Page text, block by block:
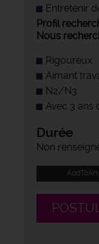
Entretenir
Profil
Nous
Rigoureux
Aimant
N2/N3
Avec 3 ans
Durée
Non